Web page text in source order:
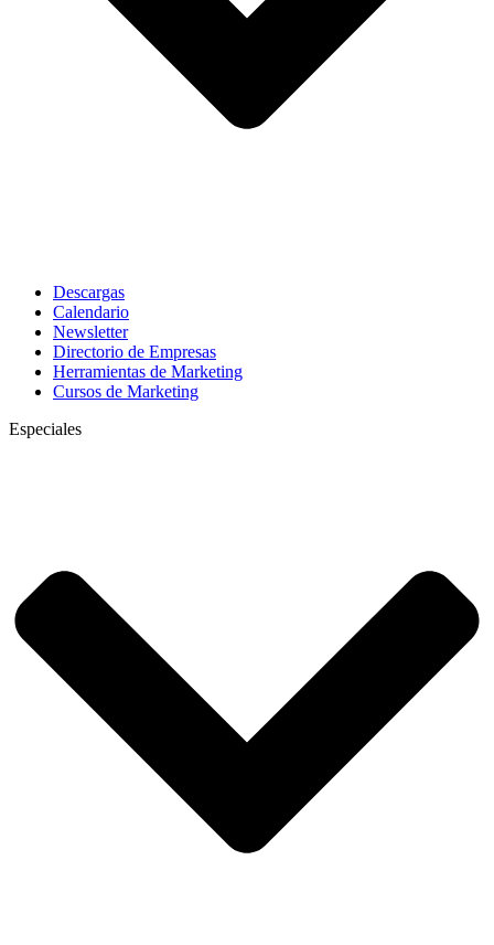
Descargas
Calendario
Newsletter
Directorio de Empresas
Herramientas de Marketing
Cursos de Marketing
Especiales